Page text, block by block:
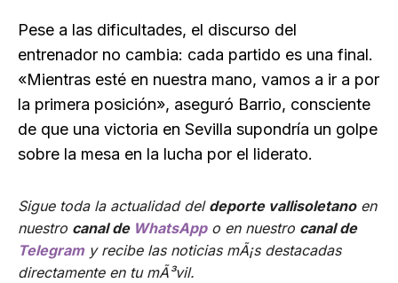
Pese a las dificultades, el discurso del
entrenador no cambia: cada partido es una final.
«Mientras esté en nuestra mano, vamos a ir a por
la primera posición», aseguró Barrio, consciente
de que una victoria en Sevilla supondría un golpe
sobre la mesa en la lucha por el liderato.
Sigue toda la actualidad del deporte vallisoletanoen
nuestro canal de WhatsAppo en nuestro canal de
Telegramy recibe las noticias mÃ¡s destacadas
directamente en tu mÃ³vil.